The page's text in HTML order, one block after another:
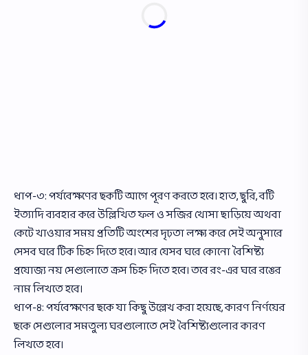
ধাপ-৩: পর্যবেক্ষণের ছকটি আগে পূরণ করতে হবে। হাত, ছুরি, বটি
ইত্যাদি ব্যবহার করে উল্লিখিত ফল ও সজির খােসা ছাড়িয়ে অথবা
কেটে খাওয়ার সময় প্রতিটি অংশের দৃঢ়তা লক্ষ্য করে সেই অনুসারে
সেসব ঘরে টিক চিহ্ন দিতে হবে। আর যেসব ঘরে কোনাে বৈশিষ্ট্য
প্রযােজ্য নয় সেগুলােতে ক্রস চিহ্ন দিতে হবে। তবে রং-এর ঘরে রঙের
নাম লিখতে হবে।
ধাপ-৪: পর্যবেক্ষণের ছকে যা কিছু উল্লেখ করা হয়েছে, কারণ নির্ণয়ের
ছকে সেগুলোর সমতুল্য ঘরগুলােতে সেই বৈশিষ্ট্যগুলাের কারণ
লিখতে হবে।